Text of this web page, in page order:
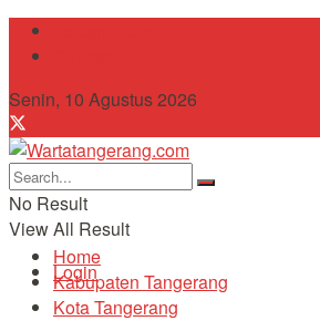
Senin, 10 Agustus 2026
No Result
View All Result
Login
Home
Kabupaten Tangerang
Kota Tangerang